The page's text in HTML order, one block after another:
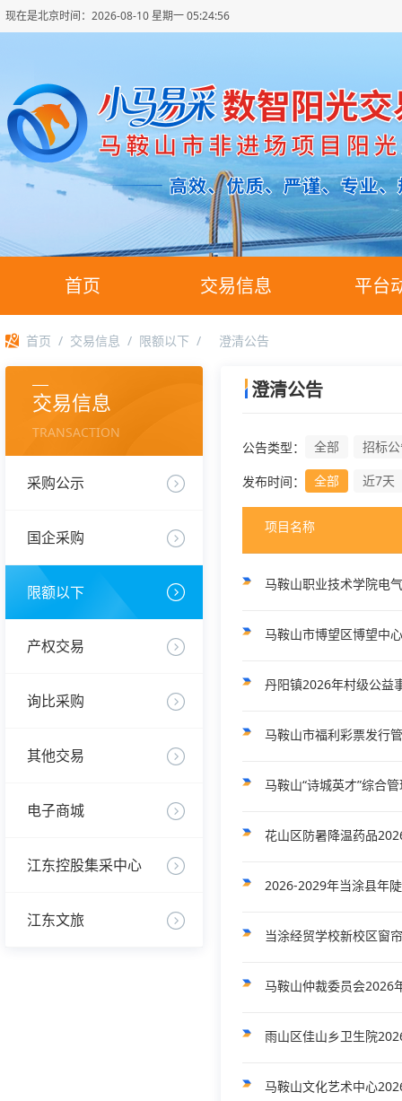
现在是北京时间： 2026-08-10 星期一 05:24:56
首页 交易信息 平台
首页 / 交易信息 / 限额以下 / 澄清公告
交易信息
TRANSACTION
采购公示
国企采购
限额以下
产权交易
询比采购
其他交易
电子商城
江东控股集采中心
江东文旅
澄清公告
公告类型： 全部 招标
发布时间： 全部 近7天
项目名称
马鞍山市博望区博望中
丹阳镇2026年村级公益
马鞍山市福利彩票发行
马鞍山“诗城英才”综合
花山区防暑降温药品
2026-2029年当涂县年
当涂经贸学校新校区窗
马鞍山仲裁委员会2026
雨山区佳山乡卫生院